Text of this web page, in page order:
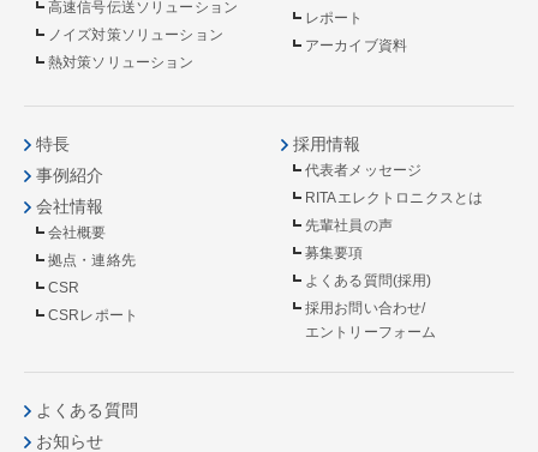
高速信号伝送ソリューション
ノイズ対策ソリューション
熱対策ソリューション
レポート
アーカイブ資料
特長
事例紹介
会社情報
会社概要
拠点・連絡先
CSR
CSRレポート
採用情報
代表者メッセージ
RITAエレクトロニクスとは
先輩社員の声
募集要項
よくある質問(採用)
採用お問い合わせ/
エントリーフォーム
よくある質問
お知らせ